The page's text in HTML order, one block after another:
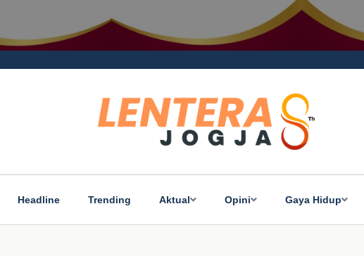
Headline Trending Aktual Opini Gaya Hidup